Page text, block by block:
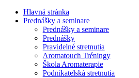
Hlavná stránka
Prednášky a seminare
Prednášky a seminare
Prednášky
Pravidelné stretnutia
Aromatouch Tréningy
Škola Aromaterapie
Podnikatelská stretnutia